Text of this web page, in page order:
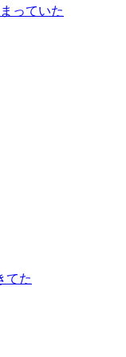
っていた
てた